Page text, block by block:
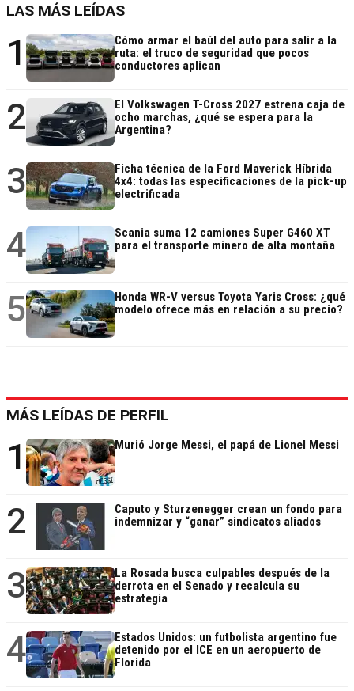
LAS MÁS LEÍDAS
1
Cómo armar el baúl del auto para salir a la
ruta: el truco de seguridad que pocos
conductores aplican
2
El Volkswagen T-Cross 2027 estrena caja de
ocho marchas, ¿qué se espera para la
Argentina?
3
Ficha técnica de la Ford Maverick Híbrida
4x4: todas las especificaciones de la pick-up
electrificada
4
Scania suma 12 camiones Super G460 XT
para el transporte minero de alta montaña
5
Honda WR-V versus Toyota Yaris Cross: ¿qué
modelo ofrece más en relación a su precio?
MÁS LEÍDAS DE PERFIL
1 Murió Jorge Messi, el papá de Lionel Messi
2
Caputo y Sturzenegger crean un fondo para
indemnizar y “ganar” sindicatos aliados
3
La Rosada busca culpables después de la
derrota en el Senado y recalcula su
estrategia
4
Estados Unidos: un futbolista argentino fue
detenido por el ICE en un aeropuerto de
Florida